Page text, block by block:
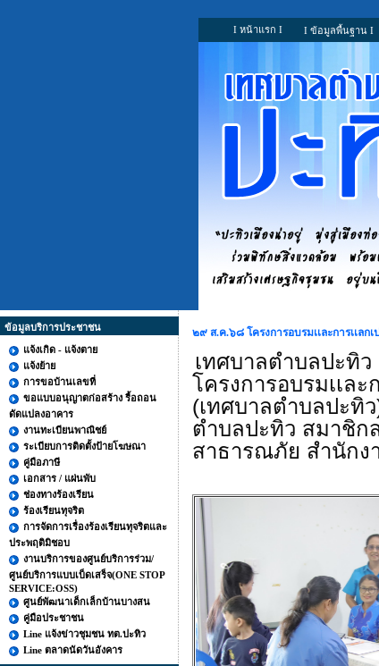
I หน้าแรก I I ข้อมูลพื้นฐาน I
ข้อมูลบริการประชาชน
แจ้งเกิด - แจ้งตาย
แจ้งย้าย
การขอบ้านเลขที่
ขอแบบอนุญาตก่อสร้าง รื้อถอน
ดัดแปลงอาคาร
งานทะเบียนพาณิชย์
ระเบียบการติดตั้งป้ายโฆษณา
คู่มือภาษี
เอกสาร / แผ่นพับ
ช่องทางร้องเรียน
ร้องเรียนทุจริต
การจัดการเรื่องร้องเรียนทุจริตและ
ประพฤติมิชอบ
งานบริการของศูนย์บริการร่วม/
ศูนย์บริการแบบเบ็ดเสร็จ(ONE STOP
SERVICE:OSS)
ศูนย์พัฒนาเด็กเล็กบ้านบางสน
คู่มือประชาชน
Line แจ้งข่าวชุมชน ทต.ปะทิว
Line ตลาดนัดวันอังคาร
๒๙ ส.ค.๖๘ โครงการอบรมเเละการเเล
เทศบาลตำบลปะทิ
โครงการอบรมเเล
(เทศบาลตำบลปะทิ
ตำบลปะทิว สมาชิก
สาธารณภัย สำนักง